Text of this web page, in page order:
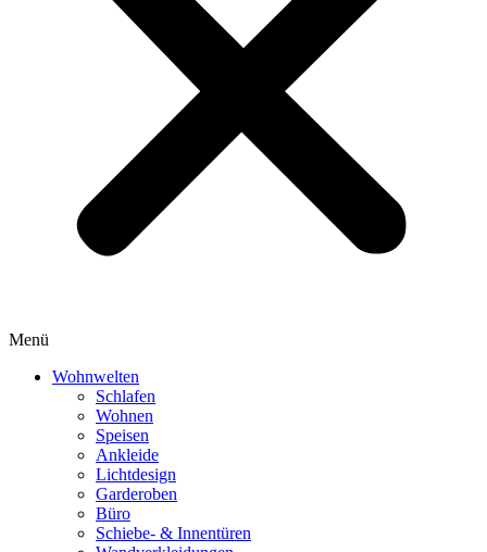
Menü
Wohnwelten
Schlafen
Wohnen
Speisen
Ankleide
Lichtdesign
Garderoben
Büro
Schiebe- & Innentüren